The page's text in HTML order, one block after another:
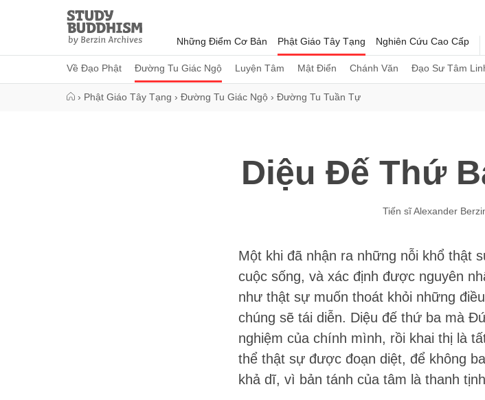
Study
Buddhism
Home
Những Điểm Cơ Bản Phật Giáo Tây Tạng
Về Đạo Phật Đường Tu Giác Ngộ Luyện Tâm Mật Điển Chánh Văn Đạo Sư Tâm
Nghiên Cứu Cao Cấp
› Phật Giáo Tây Tạng › Đường Tu Giác Ngộ › Đường Tu Tuần Tự
Diệu Đế Thứ
Tiến sĩ Alexander
Một khi đã nhận ra những nỗi khổ thật
cuộc sống, và xác định được nguyên
như thật sự muốn thoát khỏi những
chúng sẽ tái diễn. Diệu đế thứ ba mà
nghiệm của chính mình, rồi khai thị là
thể thật sự được đoạn diệt, để không
khả dĩ, vì bản tánh của tâm là thanh